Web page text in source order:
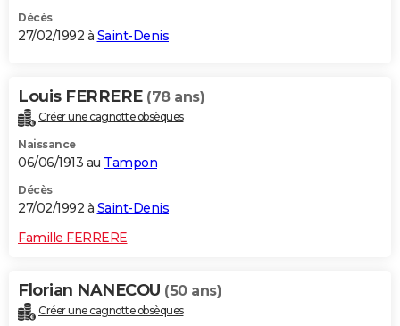
Décès
27/02/1992 à Saint-Denis
Louis FERRERE (78 ans)
Créer une cagnotte obsèques
Naissance
06/06/1913 au Tampon
Décès
27/02/1992 à Saint-Denis
Famille FERRERE
Florian NANECOU (50 ans)
Créer une cagnotte obsèques